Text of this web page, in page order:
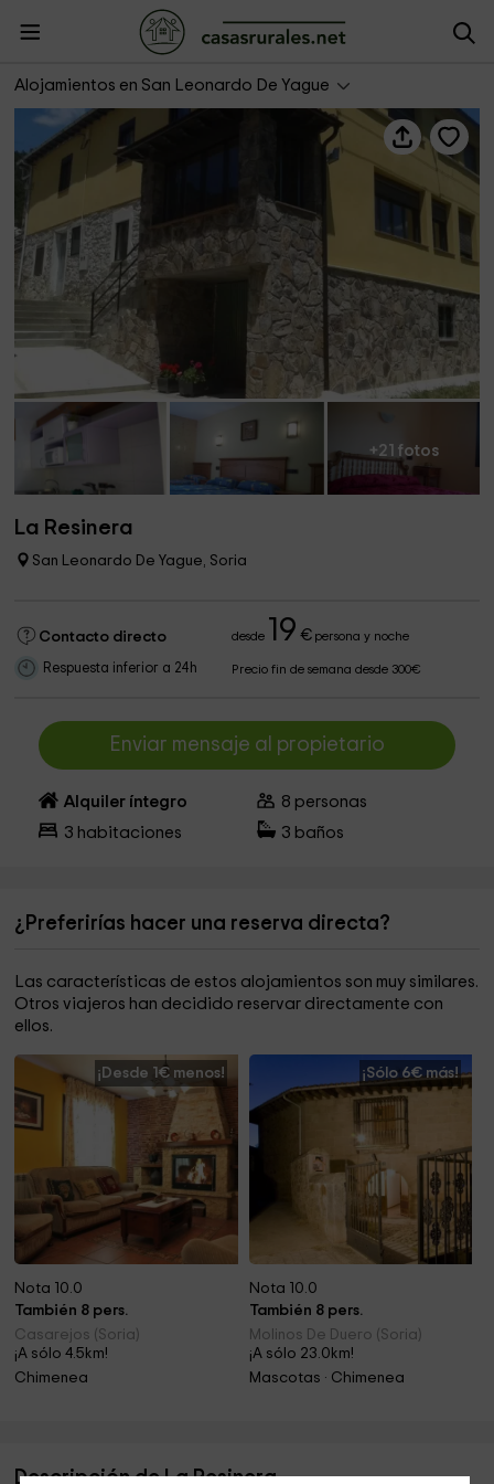
Alojamientos en San Leonardo De Yague
+21 fotos
La Resinera
San Leonardo De Yague, Soria
Contacto directo desde 19 €persona y noche
Respuesta inferior a 24h Precio fin de semana desde 300€
Enviar mensaje al propietario
Alquiler íntegro 8 personas
3 habitaciones 3 baños
¿Preferirías hacer una reserva directa?
Las características de estos alojamientos son muy similares.
Otros viajeros han decidido reservar directamente con
ellos.
¡Desde 1€ menos!
Nota 10.0
También 8 pers.
Casarejos (Soria)
¡A sólo 4.5km!
Chimenea
¡Sólo 6€ más!
Nota 10.0
También 8 pers.
Molinos De Duero (Soria)
¡A sólo 23.0km!
Mascotas · Chimenea
Descripción de La Resinera